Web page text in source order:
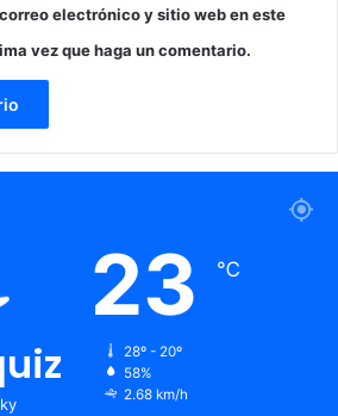
electrónico y sitio web en este
vez que haga un comentario.
23 ℃
28º - 20º
58%
2.68 km/h